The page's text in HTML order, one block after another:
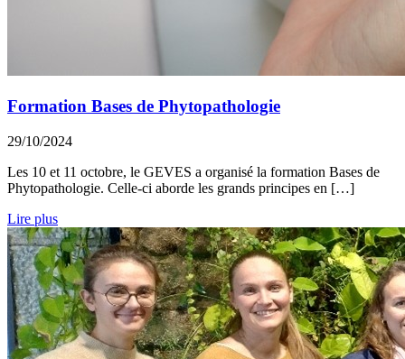
Formation Bases de Phytopathologie
29/10/2024
Les 10 et 11 octobre, le GEVES a organisé la formation Bases de
Phytopathologie. Celle-ci aborde les grands principes en […]
Lire plus